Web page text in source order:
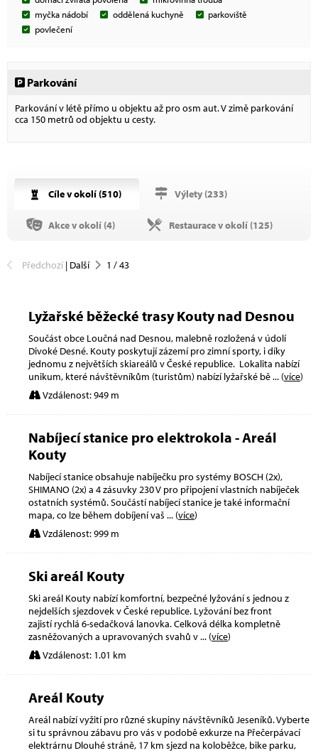
myčka nádobí
oddělená kuchyně
parkoviště
povlečení
Parkování
Parkování v létě přímo u objektu až pro osm aut. V zimě parkování
cca 150 metrů od objektu u cesty.
Cíle v okolí (510) Výlety (233)
Akce v okolí (4) Restaurace v okolí (125)
Předchozí | Další 1 /43
Lyžařské běžecké trasy Kouty nad Desnou
Součást obce Loučná nad Desnou, malebně rozložená v údolí
Divoké Desné. Kouty poskytují zázemí pro zimní sporty, i díky
jednomu z největších skiareálů v České republice. Lokalita nabízí
unikum, které návštěvníkům (turistům) nabízí lyžařské bě... (více)
Vzdálenost: 949 m
Nabíjecí stanice pro elektrokola - Areál
Kouty
Nabíjecí stanice obsahuje nabíječku pro systémy BOSCH (2x),
SHIMANO (2x) a 4 zásuvky 230 V pro připojení vlastních nabíječek
ostatních systémů. Součástí nabíjecí stanice je také informační
mapa, co lze během dobíjení vaš ... (více)
Vzdálenost: 999 m
Ski areál Kouty
Ski areál Kouty nabízí komfortní, bezpečné lyžování s jednou z
nejdelších sjezdovek v České republice. Lyžování bez front
zajistí rychlá 6-sedačková lanovka. Celková délka kompletně
zasněžovaných a upravovaných svahů v... (více)
Vzdálenost: 1.01 km
Areál Kouty
Areál nabízí vyžití pro různé skupiny návštěvníků Jeseníků. Vyberte
si tu správnou zábavu pro vás v podobě exkurze na Přečerpávací
elektrárnu Dlouhé stráně, 17 km sjezd na koloběžce, bike parku,